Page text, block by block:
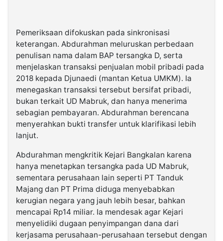
Pemeriksaan difokuskan pada sinkronisasi
keterangan. Abdurahman meluruskan perbedaan
penulisan nama dalam BAP tersangka D, serta
menjelaskan transaksi penjualan mobil pribadi pada
2018 kepada Djunaedi (mantan Ketua UMKM). Ia
menegaskan transaksi tersebut bersifat pribadi,
bukan terkait UD Mabruk, dan hanya menerima
sebagian pembayaran. Abdurahman berencana
menyerahkan bukti transfer untuk klarifikasi lebih
lanjut.
Abdurahman mengkritik Kejari Bangkalan karena
hanya menetapkan tersangka pada UD Mabruk,
sementara perusahaan lain seperti PT Tanduk
Majang dan PT Prima diduga menyebabkan
kerugian negara yang jauh lebih besar, bahkan
mencapai Rp14 miliar. Ia mendesak agar Kejari
menyelidiki dugaan penyimpangan dana dari
kerjasama perusahaan-perusahaan tersebut dengan